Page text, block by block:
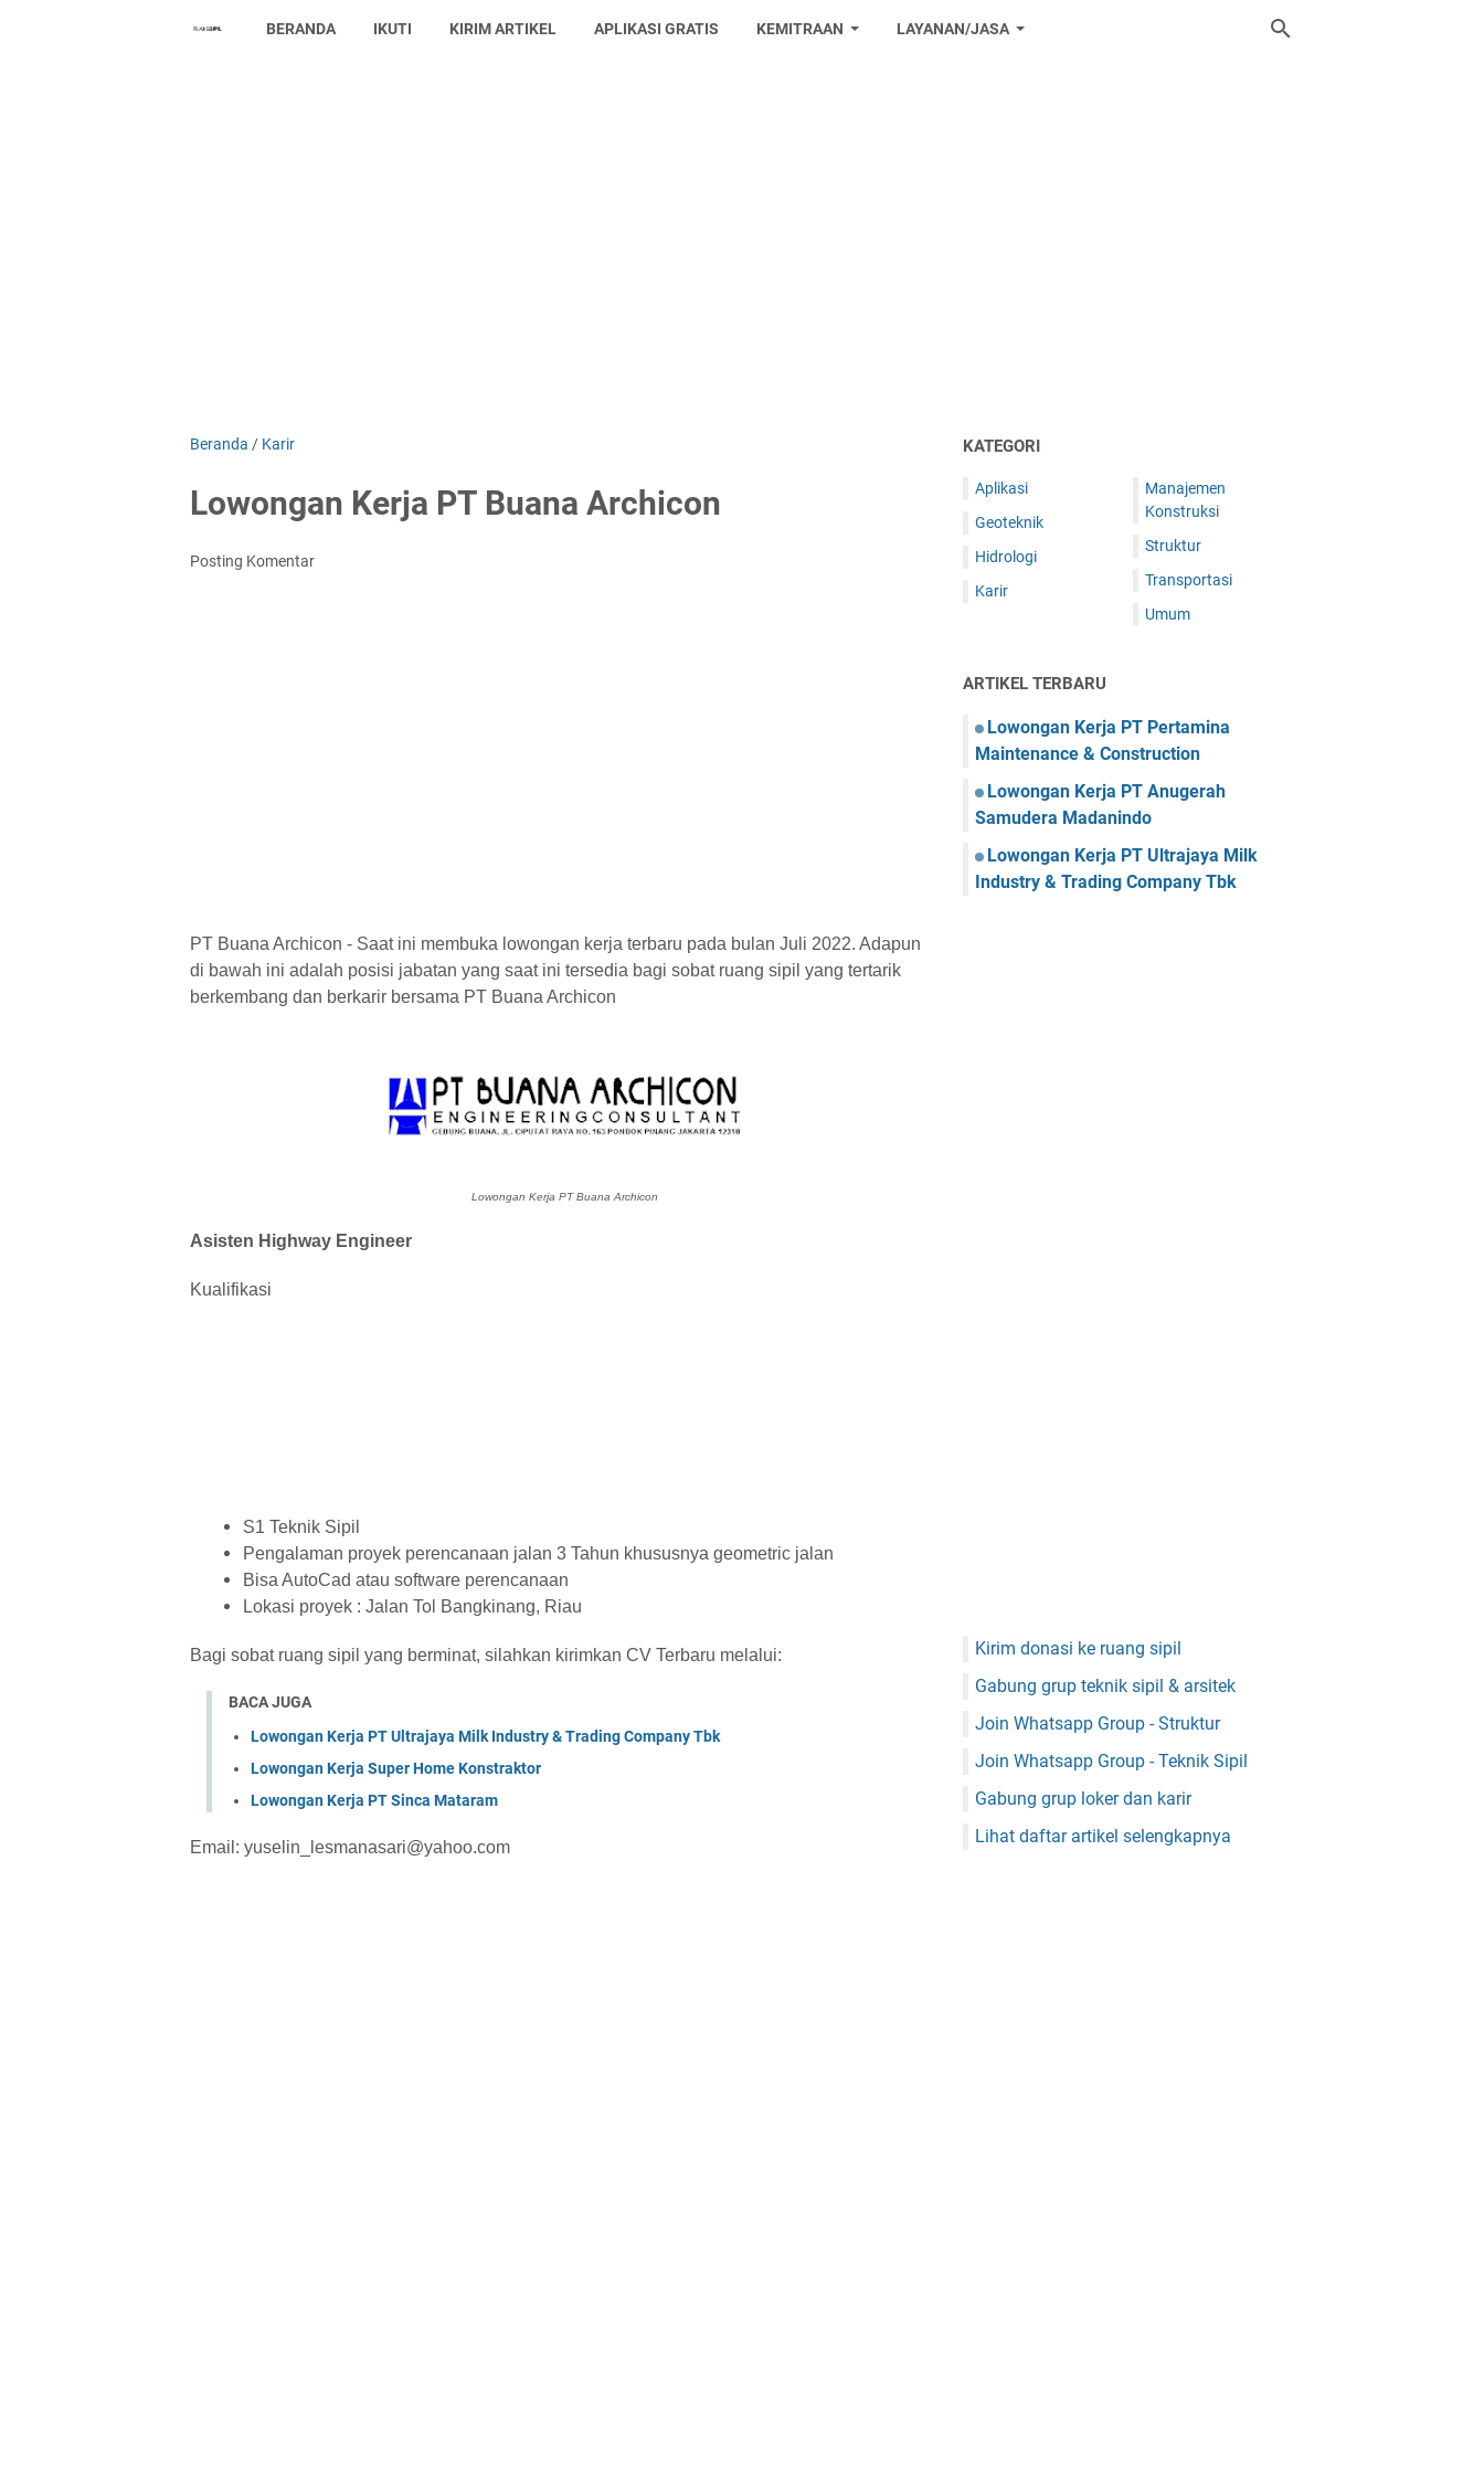
BERANDA IKUTI KIRIM ARTIKEL APLIKASI GRATIS KEMITRAAN LAYANAN/JASA
Beranda / Karir
Lowongan Kerja PT Buana Archicon
Posting Komentar
PT Buana Archicon - Saat ini membuka lowongan kerja terbaru pada bulan Juli 2022. Adapun
di bawah ini adalah posisi jabatan yang saat ini tersedia bagi sobat ruang sipil yang tertarik
berkembang dan berkarir bersama PT Buana Archicon
Lowongan Kerja PT Buana Archicon
Asisten Highway Engineer
Kualifikasi
S1 Teknik Sipil
Pengalaman proyek perencanaan jalan 3 Tahun khususnya geometric jalan
Bisa AutoCad atau software perencanaan
Lokasi proyek : Jalan Tol Bangkinang, Riau
Bagi sobat ruang sipil yang berminat, silahkan kirimkan CV Terbaru melalui:
BACA JUGA
Lowongan Kerja PT Ultrajaya Milk Industry & Trading Company Tbk
Lowongan Kerja Super Home Konstraktor
Lowongan Kerja PT Sinca Mataram
Email: yuselin_lesmanasari@yahoo.com
KATEGORI
Aplikasi
Geoteknik
Hidrologi
Karir
Manajemen
Konstruksi
Struktur
Transportasi
Umum
ARTIKEL TERBARU
Lowongan Kerja PT Pertamina
Maintenance & Construction
Lowongan Kerja PT Anugerah
Samudera Madanindo
Lowongan Kerja PT Ultrajaya Milk
Industry & Trading Company Tbk
Kirim donasi ke ruang sipil
Gabung grup teknik sipil & arsitek
Join Whatsapp Group - Struktur
Join Whatsapp Group - Teknik Sipil
Gabung grup loker dan karir
Lihat daftar artikel selengkapnya